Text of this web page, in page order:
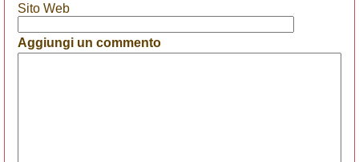
Sito Web
Aggiungi un commento